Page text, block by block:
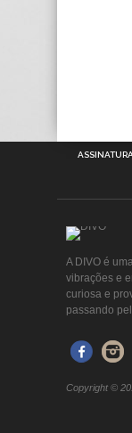
A DIVO é
vibrações e
curiosa e
passando
Copyright ©